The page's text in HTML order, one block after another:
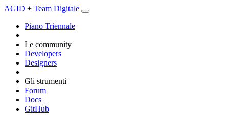
AGID + Team Digitale
Piano Triennale
Le community
Developers
Designers
Gli strumenti
Forum
Docs
GitHub